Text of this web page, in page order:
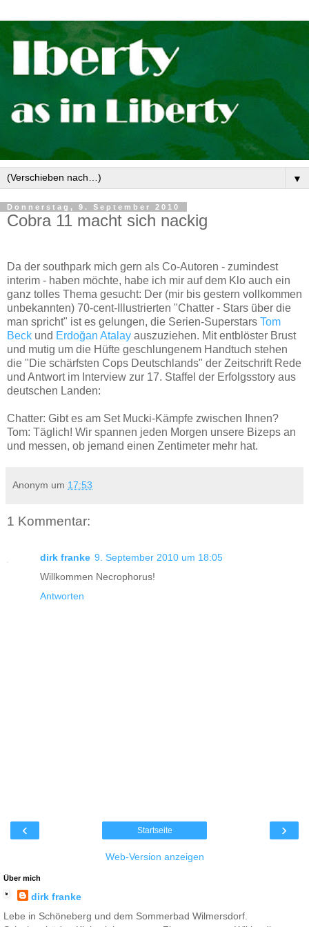
▼
Donnerstag, 9. September 2010
Cobra 11 macht sich nackig
Da der southpark mich gern als Co-Autoren - zumindest
interim - haben möchte, habe ich mir auf dem Klo auch ein
ganz tolles Thema gesucht: Der (mir bis gestern vollkommen
unbekannten) 70-cent-Illustrierten "Chatter - Stars über die
man spricht" ist es gelungen, die Serien-Superstars Tom
Beck und Erdoğan Atalay auszuziehen. Mit entblöster Brust
und mutig um die Hüfte geschlungenem Handtuch stehen
die "Die schärfsten Cops Deutschlands" der Zeitschrift Rede
und Antwort im Interview zur 17. Staffel der Erfolgsstory aus
deutschen Landen:
Chatter: Gibt es am Set Mucki-Kämpfe zwischen Ihnen?
Tom: Täglich! Wir spannen jeden Morgen unsere Bizeps an
und messen, ob jemand einen Zentimeter mehr hat.
Anonym um 17:53
1 Kommentar:
dirk franke 9. September 2010 um 18:05
Willkommen Necrophorus!
Antworten
‹ ›
Startseite
Web-Version anzeigen
Über mich
dirk franke
Lebe in Schöneberg und dem Sommerbad Wilmersdorf.